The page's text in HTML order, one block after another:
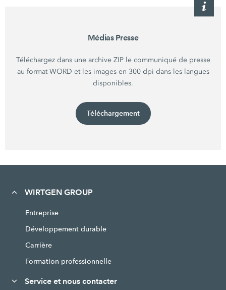
Médias Presse
Téléchargez dans une archive ZIP le communiqué de presse
au format WORD et les images en 300 dpi dans les langues
disponibles.
Téléchargement
WIRTGEN GROUP
Entreprise
Développement durable
Carrière
Formation professionnelle
Service et nous contacter